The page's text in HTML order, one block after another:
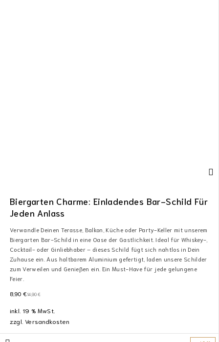
Biergarten Charme: Einladendes Bar-Schild Für
Jeden Anlass
Verwandle Deinen Terasse, Balkon, Küche oder Party-Keller mit unserem
Biergarten Bar-Schild in eine Oase der Gastlichkeit. Ideal für Whiskey-,
Cocktail- oder Ginliebhaber – dieses Schild fügt sich nahtlos in Dein
Zuhause ein. Aus haltbarem Aluminium gefertigt, laden unsere Schilder
zum Verweilen und Genießen ein. Ein Must-Have für jede gelungene
Feier.
14,90€
8,90 €
inkl. 19 % MwSt.
zzgl.Versandkosten